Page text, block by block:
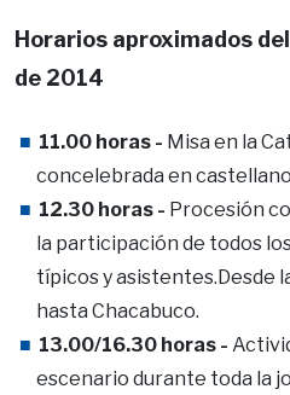
Horarios aproximados
de 2014
11.00 horas - Misa en la
concelebrada en
12.30 horas - Procesión
la participación de todos
típicos y asistentes.Desde
hasta Chacabuco.
13.00/16.30 horas -
escenario durante toda la